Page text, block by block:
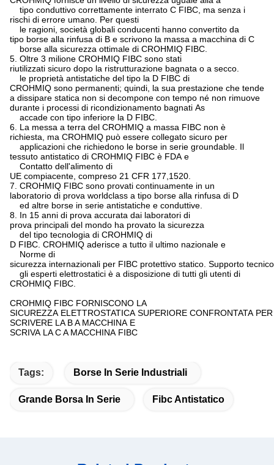
tipo conduttivo correttamente interrato C FIBC, ma senza i
rischi di errore umano. Per questi
le ragioni, società globali conducenti hanno convertito da
tipo borse alla rinfusa di B e scrivono la massa a macchina di C
borse alla sicurezza ottimale di CROHMIQ FIBC.
5. Oltre 3 milione CROHMIQ FIBC sono stati
riutilizzati sicuro dopo la ristrutturazione bagnata o a secco.
le proprietà antistatiche del tipo la D FIBC di
CROHMIQ sono permanenti; quindi, la sua prestazione che tende
a dissipare statica non si decompone con tempo né non rimuove
durante i processi di ricondizionamento bagnati As
accade con tipo inferiore la D FIBC.
6. La messa a terra del CROHMIQ a massa FIBC non è
richiesta, ma CROHMIQ può essere collegato sicuro per
applicazioni che richiedono le borse in serie groundable. Il
tessuto antistatico di CROHMIQ FIBC è FDA e
Contatto dell'alimento di
UE compiacente, compreso 21 CFR 177,1520.
7. CROHMIQ FIBC sono provati continuamente in un
laboratorio di prova worldclass a tipo borse alla rinfusa di D
ed altre borse in serie antistatiche e conduttive.
8. In 15 anni di prova accurata dai laboratori di
prova principali del mondo ha provato la sicurezza
del tipo tecnologia di CROHMIQ di
D FIBC. CROHMIQ aderisce a tutto il ultimo nazionale e
Norme di
sicurezza internazionali per FIBC protettivo statico. Supporto
gli esperti elettrostatici è a disposizione di tutti gli utenti di
CROHMIQ FIBC.
CROHMIQ FIBC FORNISCONO LA
SICUREZZA ELETTROSTATICA SUPERIORE CONFRONTATA PER
SCRIVERE LA B A MACCHINA E
SCRIVA LA C A MACCHINA FIBC
Tags: Borse In Serie Industriali
Grande Borsa In Serie Fibc Antistatico